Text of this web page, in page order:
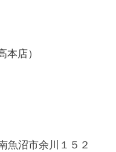
店）
魚沼市余川１５２